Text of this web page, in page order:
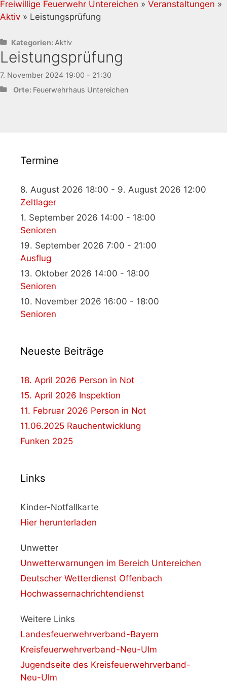
Freiwillige Feuerwehr Untereichen » Veranstaltungen »
Aktiv » Leistungsprüfung
Kategorien: Aktiv
Leistungsprüfung
7. November 2024 19:00 - 21:30
Orte: Feuerwehrhaus Untereichen
Termine
8. August 2026 18:00 - 9. August 2026 12:00
Zeltlager
1. September 2026 14:00 - 18:00
Senioren
19. September 2026 7:00 - 21:00
Ausflug
13. Oktober 2026 14:00 - 18:00
Senioren
10. November 2026 16:00 - 18:00
Senioren
Neueste Beiträge
18. April 2026 Person in Not
15. April 2026 Inspektion
11. Februar 2026 Person in Not
11.06.2025 Rauchentwicklung
Funken 2025
Links
Kinder-Notfallkarte
Hier herunterladen
Unwetter
Unwetterwarnungen im Bereich Untereichen
Deutscher Wetterdienst Offenbach
Hochwassernachrichtendienst
Weitere Links
Landesfeuerwehrverband-Bayern
Kreisfeuerwehrverband-Neu-Ulm
Jugendseite des Kreisfeuerwehrverband-
Neu-Ulm